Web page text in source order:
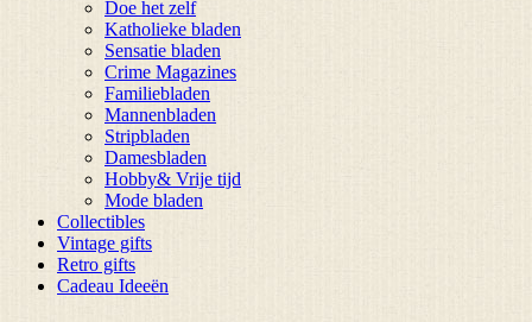
Doe het zelf
Katholieke bladen
Sensatie bladen
Crime Magazines
Familiebladen
Mannenbladen
Stripbladen
Damesbladen
Hobby& Vrije tijd
Mode bladen
Collectibles
Vintage gifts
Retro gifts
Cadeau Ideeën